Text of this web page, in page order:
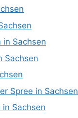
in Sachsen
Sachsen
Spree in Sachsen
in Sachsen